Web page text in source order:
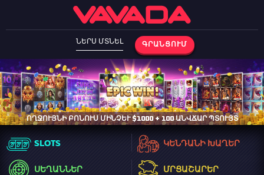
ՆԵՐՍ ՄՏՆԵԼ ԳՐԱՆՑՈՒՄ
ՈՂՋՈՒՅՆԻ ԲՈՆՈՒՍ ՄԻՆՉԵՒ $1000 + 100 ԱՆՎՃԱՐ ՊՏՈՒՅՏ
SLOTS ԿԵՆԴԱՆԻ ԽԱՂԵՐ
ՍԵՂԱՆՆԵՐ ՄՐՑԱՇԱՐԵՐ